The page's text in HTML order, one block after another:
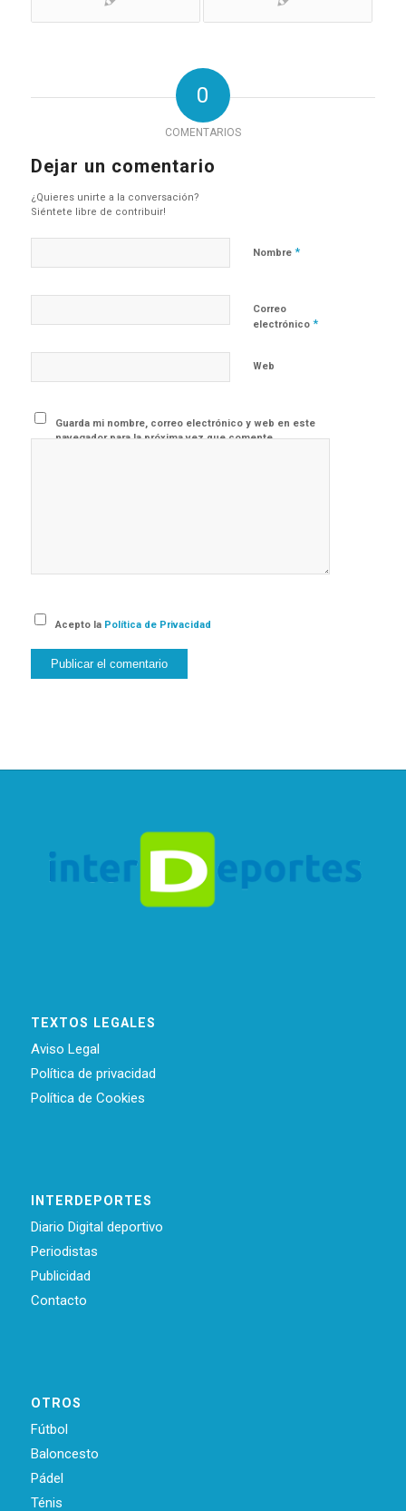
0
COMENTARIOS
Dejar un comentario
¿Quieres unirte a la conversación?
Siéntete libre de contribuir!
Nombre *
Correo
electrónico *
Web
Guarda mi nombre, correo electrónico y web en este
navegador para la próxima vez que comente.
Acepto la Política de Privacidad
TEXTOS LEGALES
Aviso Legal
Política de privacidad
Política de Cookies
INTERDEPORTES
Diario Digital deportivo
Periodistas
Publicidad
Contacto
OTROS
Fútbol
Baloncesto
Pádel
Ténis